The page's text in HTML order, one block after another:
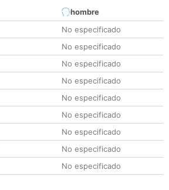
hombre
No especificado
No especificado
No especificado
No especificado
No especificado
No especificado
No especificado
No especificado
No especificado